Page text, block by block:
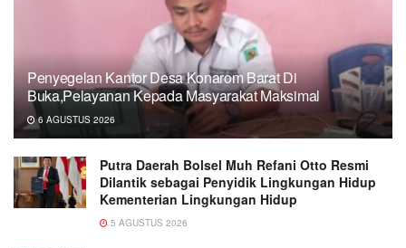
Penyegelan Kantor Desa Konarom Barat Di
Buka,Pelayanan Kepada Masyarakat Maksimal
6 AGUSTUS 2026
Putra Daerah Bolsel Muh Refani Otto Resmi
Dilantik sebagai Penyidik Lingkungan Hidup
Kementerian Lingkungan Hidup
5 AGUSTUS 2026